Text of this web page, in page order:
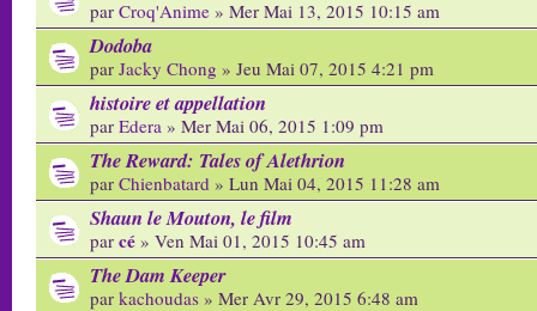
par Croq'Anime » Mer Mai 13, 2015 10:15 am
Dodoba
par Jacky Chong » Jeu Mai 07, 2015 4:21 pm
histoire et appellation
par Edera » Mer Mai 06, 2015 1:09 pm
The Reward: Tales of Alethrion
par Chienbatard » Lun Mai 04, 2015 11:28 am
Shaun le Mouton, le film
par cé » Ven Mai 01, 2015 10:45 am
The Dam Keeper
par kachoudas » Mer Avr 29, 2015 6:48 am